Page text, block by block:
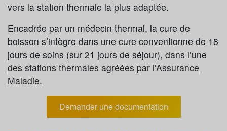
vers la station thermale la plus adaptée.
Encadrée par un médecin thermal, la cure de
boisson s’intègre dans une cure conventionne de 18
jours de soins (sur 21 jours de séjour), dans l’une
des stations thermales agréées par l’Assurance
Maladie.
Demander une documentation